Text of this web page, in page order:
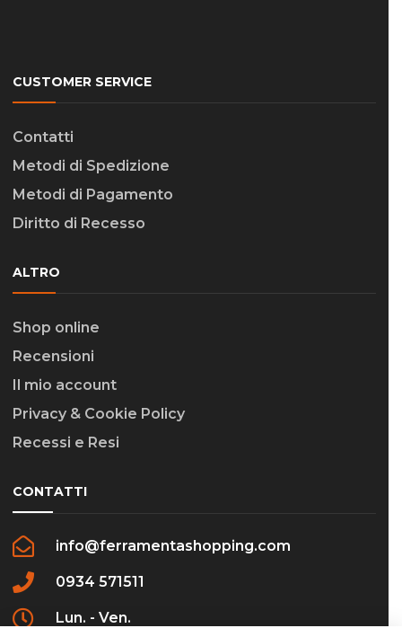
CUSTOMER SERVICE
Contatti
Metodi di Spedizione
Metodi di Pagamento
Diritto di Recesso
ALTRO
Shop online
Recensioni
Il mio account
Privacy & Cookie Policy
Recessi e Resi
CONTATTI
info@ferramentashopping.com
0934 571511
Lun. - Ven.